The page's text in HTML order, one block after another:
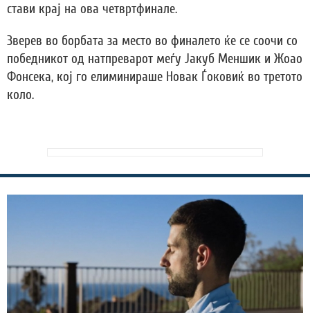
стави крај на ова четвртфинале.
Зверев во борбата за место во финалето ќе се соочи со
победникот од натпреварот меѓу Јакуб Меншик и Жоао
Фонсека, кој го елиминираше Новак Ѓоковиќ во третото
коло.